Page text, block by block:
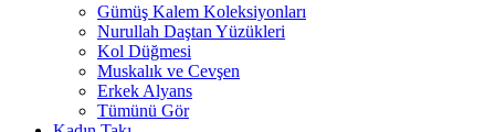
Gümüş Kalem Koleksiyonları
Nurullah Daştan Yüzükleri
Kol Düğmesi
Muskalık ve Cevşen
Erkek Alyans
Tümünü Gör